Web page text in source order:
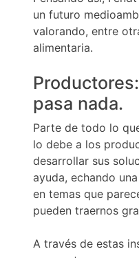
un futuro
valorando, entre
alimentaria.
pasa nada.
Parte de todo lo
lo debe a los
desarrollar sus
ayuda, echando
en temas que
pueden traernos
A través de estas